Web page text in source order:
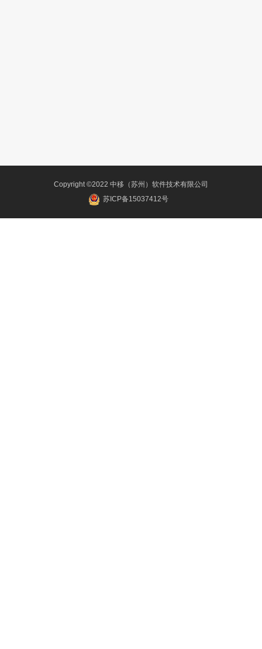
Copyright ©2022 中移（苏州）软件技术有限公司
苏ICP备15037412号